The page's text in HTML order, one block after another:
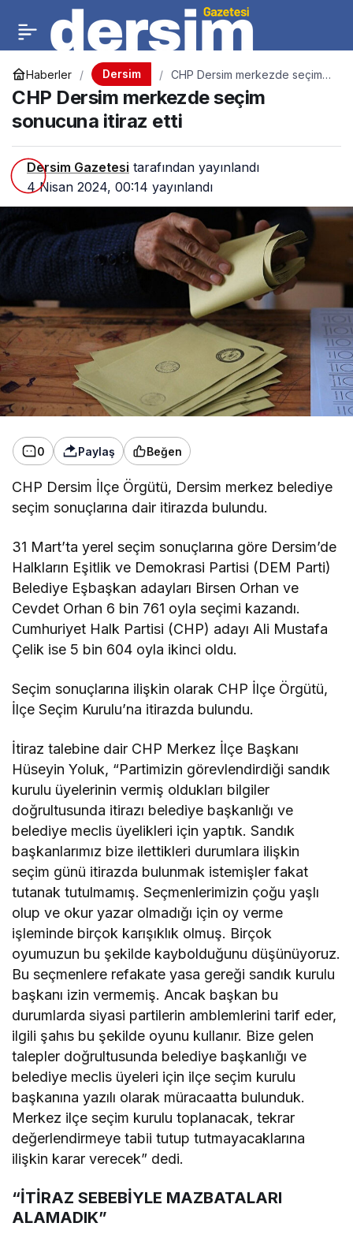
Haberler Dersim
CHP Dersim merkezde seçim
sonucuna itiraz etti
CHP Dersim merkezde seçim
sonucuna itiraz etti
Dersim Gazetesi tarafından yayınlandı
4 Nisan 2024, 00:14 yayınlandı
0 Paylaş Beğen
CHP Dersim İlçe Örgütü, Dersim merkez belediye
seçim sonuçlarına dair itirazda bulundu.
31 Mart’ta yerel seçim sonuçlarına göre Dersim’de
Halkların Eşitlik ve Demokrasi Partisi (DEM Parti)
Belediye Eşbaşkan adayları Birsen Orhan ve
Cevdet Orhan 6 bin 761 oyla seçimi kazandı.
Cumhuriyet Halk Partisi (CHP) adayı Ali Mustafa
Çelik ise 5 bin 604 oyla ikinci oldu.
Seçim sonuçlarına ilişkin olarak CHP İlçe Örgütü,
İlçe Seçim Kurulu’na itirazda bulundu.
İtiraz talebine dair CHP Merkez İlçe Başkanı
Hüseyin Yoluk, “Partimizin görevlendirdiği sandık
kurulu üyelerinin vermiş oldukları bilgiler
doğrultusunda itirazı belediye başkanlığı ve
belediye meclis üyelikleri için yaptık. Sandık
başkanlarımız bize ilettikleri durumlara ilişkin
seçim günü itirazda bulunmak istemişler fakat
tutanak tutulmamış. Seçmenlerimizin çoğu yaşlı
olup ve okur yazar olmadığı için oy verme
işleminde birçok karışıklık olmuş. Birçok
oyumuzun bu şekilde kaybolduğunu düşünüyoruz.
Bu seçmenlere refakate yasa gereği sandık kurulu
başkanı izin vermemiş. Ancak başkan bu
durumlarda siyasi partilerin amblemlerini tarif eder,
ilgili şahıs bu şekilde oyunu kullanır. Bize gelen
talepler doğrultusunda belediye başkanlığı ve
belediye meclis üyeleri için ilçe seçim kurulu
başkanına yazılı olarak müracaatta bulunduk.
Merkez ilçe seçim kurulu toplanacak, tekrar
değerlendirmeye tabii tutup tutmayacaklarına
ilişkin karar verecek” dedi.
“İTİRAZ SEBEBİYLE MAZBATALARI
ALAMADIK”